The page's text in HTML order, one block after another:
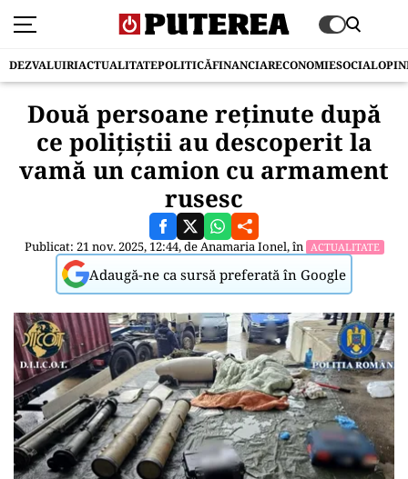
DEZVALUIRIACTUALITATEPOLITICĂFINANCIARECONOMIESOCIAL
Două persoane reţinute după
ce poliţiştii au descoperit la
vamă un camion cu armament
rusesc
Publicat: 21 nov. 2025, 12:44, deAnamaria Ionel, în ACTUALITATE
Adaugă-ne ca sursă preferată în Google